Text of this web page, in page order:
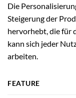
Die
Steigerung der
hervorhebt, die für
kann sich jeder
arbeiten.
FEATURE